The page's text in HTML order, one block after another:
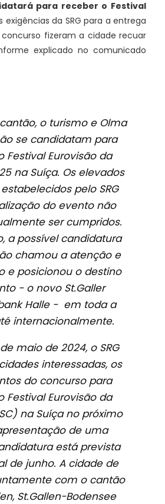
para receber o Festival
exigências da SRG para a entrega
fizeram a cidade recuar
explicado no comunicado
o turismo e Olma
se candidatam para
Festival Eurovisão da
na Suíça. Os elevados
pelo SRG
do evento não
ser cumpridos.
a possível candidatura
chamou a atenção e
e posicionou o destino
- o novo St.Galler
Halle - em toda a
internacionalmente.
maio de 2024, o SRG
interessadas, os
do concurso para
Festival Eurovisão da
na Suíça no próximo
de uma
está prevista
de junho. A cidade de
com o cantão
St.Gallen-Bodensee